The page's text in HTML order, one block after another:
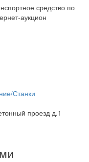
средство по
аукцион
Станки
проезд д.1